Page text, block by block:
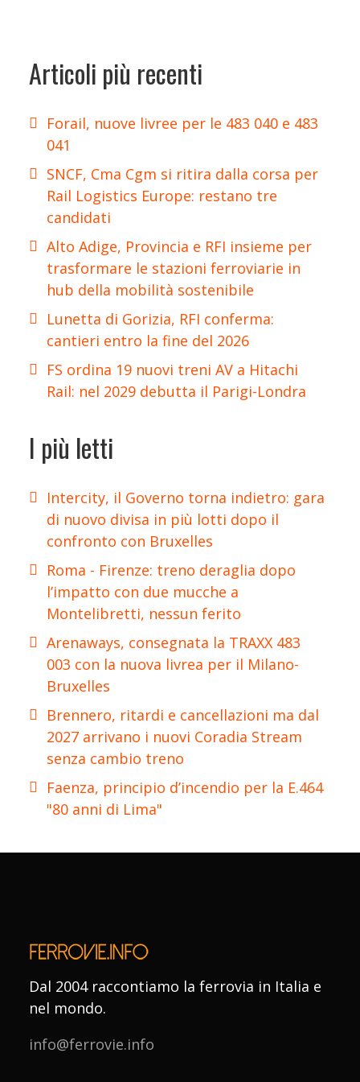
Articoli più recenti
Forail, nuove livree per le 483 040 e 483
041
SNCF, Cma Cgm si ritira dalla corsa per
Rail Logistics Europe: restano tre
candidati
Alto Adige, Provincia e RFI insieme per
trasformare le stazioni ferroviarie in
hub della mobilità sostenibile
Lunetta di Gorizia, RFI conferma:
cantieri entro la fine del 2026
FS ordina 19 nuovi treni AV a Hitachi
Rail: nel 2029 debutta il Parigi-Londra
I più letti
Intercity, il Governo torna indietro: gara
di nuovo divisa in più lotti dopo il
confronto con Bruxelles
Roma - Firenze: treno deraglia dopo
l’impatto con due mucche a
Montelibretti, nessun ferito
Arenaways, consegnata la TRAXX 483
003 con la nuova livrea per il Milano-
Bruxelles
Brennero, ritardi e cancellazioni ma dal
2027 arrivano i nuovi Coradia Stream
senza cambio treno
Faenza, principio d’incendio per la E.464
"80 anni di Lima"
Dal 2004 raccontiamo la ferrovia in Italia e
nel mondo.
info@ferrovie.info